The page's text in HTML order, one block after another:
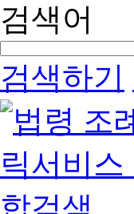
검색어
검색하기